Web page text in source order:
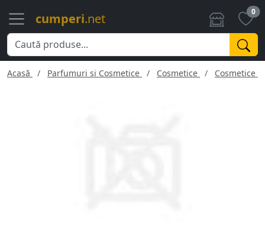
cumperi.net 0
Acasă Parfumuri si Cosmetice Cosmetice Cosmetice